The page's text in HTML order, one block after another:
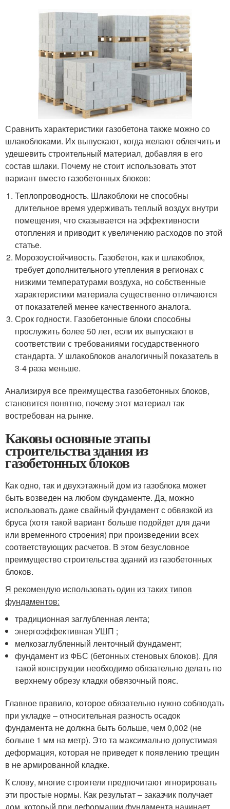
Сравнить характеристики газобетона также можно со
шлакоблоками. Их выпускают, когда желают облегчить и
удешевить строительный материал, добавляя в его
состав шлаки. Почему не стоит использовать этот
вариант вместо газобетонных блоков:
Теплопроводность. Шлакоблоки не способны
длительное время удерживать теплый воздух внутри
помещения, что сказывается на эффективности
отопления и приводит к увеличению расходов по этой
статье.
Морозоустойчивость. Газобетон, как и шлакоблок,
требует дополнительного утепления в регионах с
низкими температурами воздуха, но собственные
характеристики материала существенно отличаются
от показателей менее качественного аналога.
Срок годности. Газобетонные блоки способны
прослужить более 50 лет, если их выпускают в
соответствии с требованиями государственного
стандарта. У шлакоблоков аналогичный показатель в
3-4 раза меньше.
Анализируя все преимущества газобетонных блоков,
становится понятно, почему этот материал так
востребован на рынке.
Каковы основные этапы
строительства здания из
газобетонных блоков
Как одно, так и двухэтажный дом из газоблока может
быть возведен на любом фундаменте. Да, можно
использовать даже свайный фундамент с обвязкой из
бруса (хотя такой вариант больше подойдет для дачи
или временного строения) при произведении всех
соответствующих расчетов. В этом безусловное
преимущество строительства зданий из газобетонных
блоков.
Я рекомендую использовать один из таких типов
фундаментов:
традиционная заглубленная лента;
энергоэффективная УШП ;
мелкозаглубленный ленточный фундамент;
фундамент из ФБС (бетонных стеновых блоков). Для
такой конструкции необходимо обязательно делать по
верхнему обрезу кладки обвязочный пояс.
Главное правило, которое обязательно нужно соблюдать
при укладке – относительная разность осадок
фундамента не должна быть больше, чем 0,002 (не
больше 1 мм на метр). Это та максимально допустимая
деформация, которая не приведет к появлению трещин
в не армированной кладке.
К слову, многие строители предпочитают игнорировать
эти простые нормы. Как результат – заказчик получает
дом, который при деформации фундамента начинает